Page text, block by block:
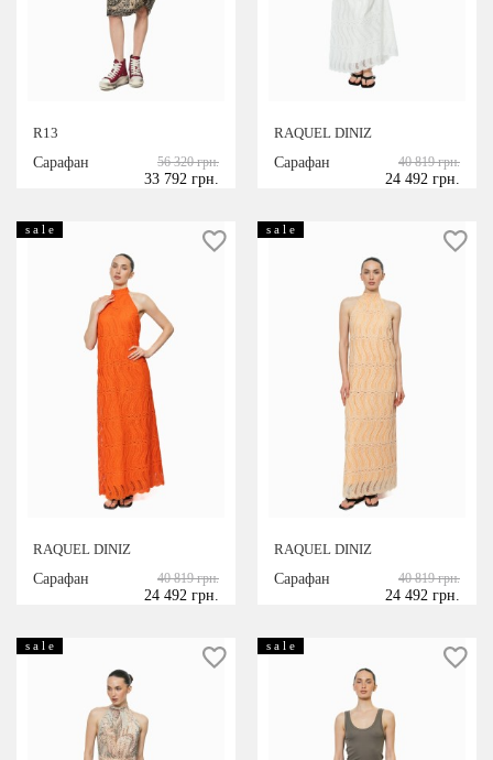
R13
Сарафан
56 320 грн.
33 792 грн.
RAQUEL DINIZ
Сарафан
40 819 грн.
24 492 грн.
s a l e
RAQUEL DINIZ
Сарафан
40 819 грн.
24 492 грн.
s a l e
RAQUEL DINIZ
Сарафан
40 819 грн.
24 492 грн.
s a l e s a l e